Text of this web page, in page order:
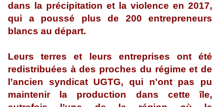
dans la précipitation et la violence en 2017,
qui a poussé plus de 200 entrepreneurs
blancs au départ.
Leurs terres et leurs entreprises ont été
redistribuées à des proches du régime et de
l’ancien syndicat UGTG, qui n'ont pas pu
maintenir la production dans cette île,